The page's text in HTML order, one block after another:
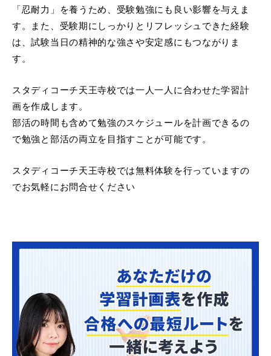
「忍耐力」を養うため、受験勉強にも良い影響を与えま
す。また、受験期にしっかりとリフレッシュできた経験
は、試験当日の精神的な強さや安定感にもつながりま
す。
スタディコーチ天王寺校では一人一人に合わせた学習計
画を作成します。
部活の時間も含めて勉強のスケジュールを計画できるの
で勉強と部活の両立を目指すことが可能です。
スタディコーチ天王寺校では無料体験を行っていますの
でお気軽にお問合せください